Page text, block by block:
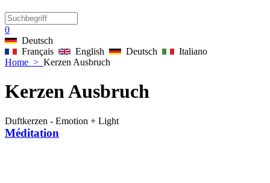
0
Deutsch
Français
English Deutsch
Italiano
Home > Kerzen Ausbruch
Kerzen Ausbruch
Duftkerzen - Emotion + Light
Méditation